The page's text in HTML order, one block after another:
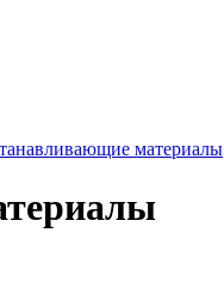
материалы